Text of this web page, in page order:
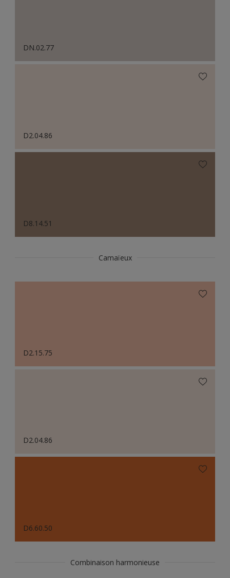
DN.02.77
D2.04.86
D8.14.51
Camaïeux
D2.15.75
D2.04.86
D6.60.50
Combinaison harmonieuse